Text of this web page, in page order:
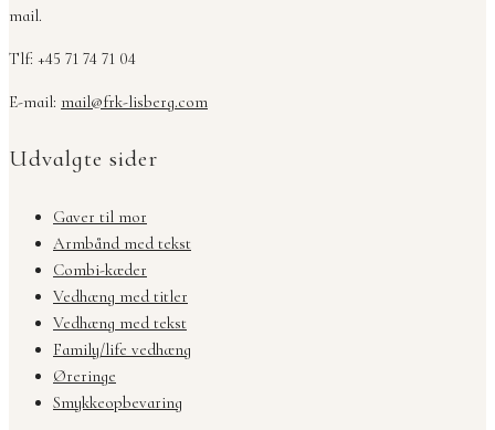
mail.
Tlf: +45 71 74 71 04
E-mail: mail@frk-lisberg.com
Udvalgte sider
Gaver til mor
Armbånd med tekst
Combi-kæder
Vedhæng med titler
Vedhæng med tekst
Family/life vedhæng
Øreringe
Smykkeopbevaring